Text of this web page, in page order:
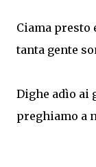
Ciama
tanta gente
Dighe adìo ai
preghiamo a